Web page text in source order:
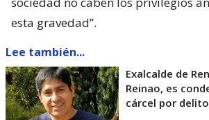
esta gravedad”.
Lee también...
Exalcalde de
Reinao, es
cárcel por